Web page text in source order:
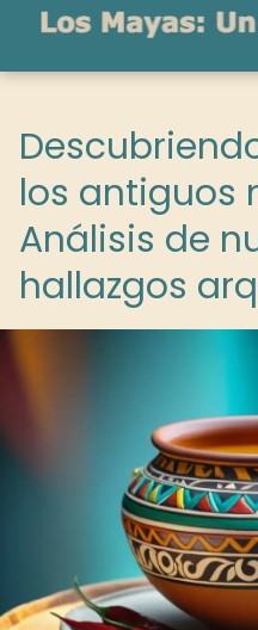
los antiguos
Análisis de
hallazgos